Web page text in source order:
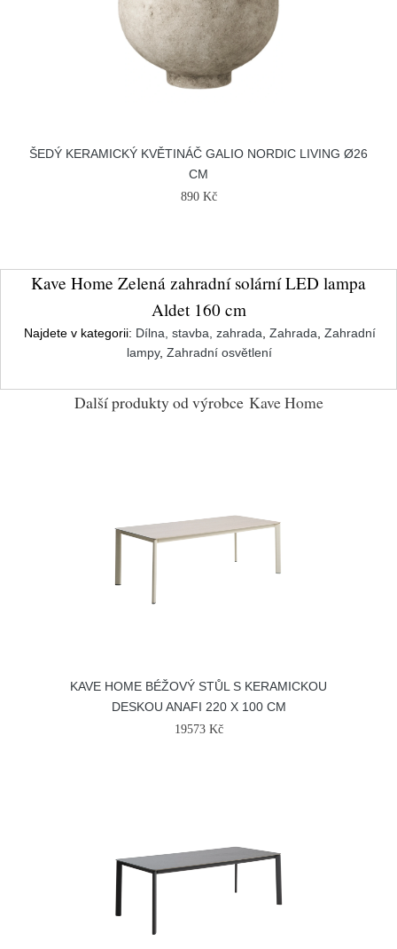
ŠEDÝ KERAMICKÝ KVĚTINÁČ GALIO NORDIC LIVING Ø26
CM
890 Kč
Kave Home Zelená zahradní solární LED lampa
Aldet 160 cm
Najdete v kategorii: Dílna, stavba, zahrada Zahrada Zahradní
lampy, Zahradní osvětlení
Další produkty od výrobce Kave Home
KAVE HOME BÉŽOVÝ STŮL S KERAMICKOU
DESKOU ANAFI 220 X 100 CM
19573 Kč